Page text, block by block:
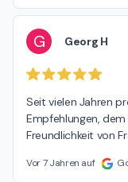
G Georg H
Seit vielen Jahren
Empfehlungen,
Freundlichkeit von
Vor 7 Jahren auf